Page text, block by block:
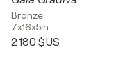
Bronze
7x16x5in
2 180 $US